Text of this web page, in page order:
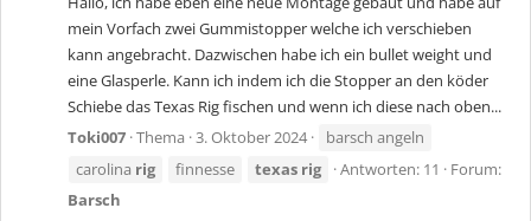
mein Vorfach zwei Gummistopper welche ich verschieben
kann angebracht. Dazwischen habe ich ein bullet weight und
eine Glasperle. Kann ich indem ich die Stopper an den köder
Schiebe das Texas Rig fischen und wenn ich diese nach oben...
Toki007 Thema 3. Oktober 2024
barsch angeln
carolina rig finnesse texas rig Antworten: 11
Forum:
Barsch